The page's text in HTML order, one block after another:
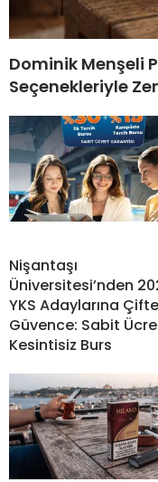
Dominik Menşeli
Seçenekleriyle
Nişantaşı
Üniversitesi’nden
YKS Adaylarına Çifte
Güvence: Sabit
Kesintisiz Burs